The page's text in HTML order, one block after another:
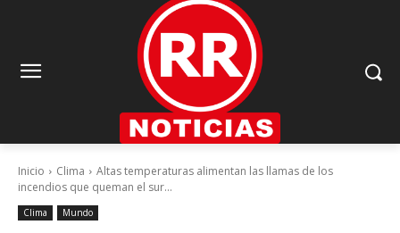
Inicio Clima
Altas temperaturas alimentan las llamas de los
incendios que queman el sur...
Clima Mundo